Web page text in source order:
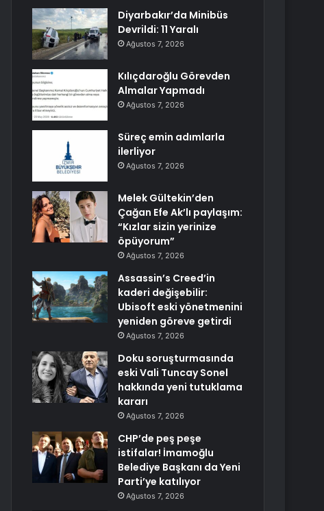
Diyarbakır’da Minibüs
Devrildi: 11 Yaralı
Ağustos 7, 2026
Kılıçdaroğlu Görevden
Almalar Yapmadı
Ağustos 7, 2026
Süreç emin adımlarla
ilerliyor
Ağustos 7, 2026
Melek Gültekin’den
Çağan Efe Ak’lı paylaşım:
“Kızlar sizin yerinize
öpüyorum”
Ağustos 7, 2026
Assassin’s Creed’in
kaderi değişebilir:
Ubisoft eski yönetmenini
yeniden göreve getirdi
Ağustos 7, 2026
Doku soruşturmasında
eski Vali Tuncay Sonel
hakkında yeni tutuklama
kararı
Ağustos 7, 2026
CHP’de peş peşe
istifalar! İmamoğlu
Belediye Başkanı da Yeni
Parti’ye katılıyor
Ağustos 7, 2026